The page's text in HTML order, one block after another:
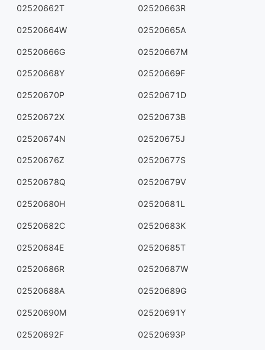
02520662T 02520663R
02520664W 02520665A
02520666G 02520667M
02520668Y 02520669F
02520670P 02520671D
02520672X 02520673B
02520674N 02520675J
02520676Z 02520677S
02520678Q 02520679V
02520680H 02520681L
02520682C 02520683K
02520684E 02520685T
02520686R 02520687W
02520688A 02520689G
02520690M 02520691Y
02520692F 02520693P